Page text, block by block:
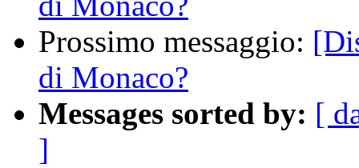
Prossimo messaggio:
di Monaco?
Messages sorted by: [
]